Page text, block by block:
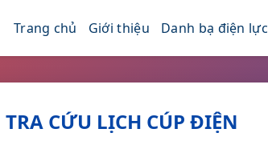
Trang chủ Giới thiệu Danh bạ điện lực
TRA CỨU LỊCH CÚP ĐIỆN